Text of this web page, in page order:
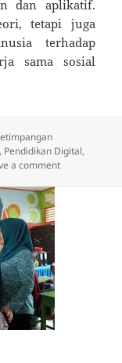
dan aplikatif.
tetapi juga
terhadap
sama sosial
, Pendidikan Digital,
a commenton Ilmu